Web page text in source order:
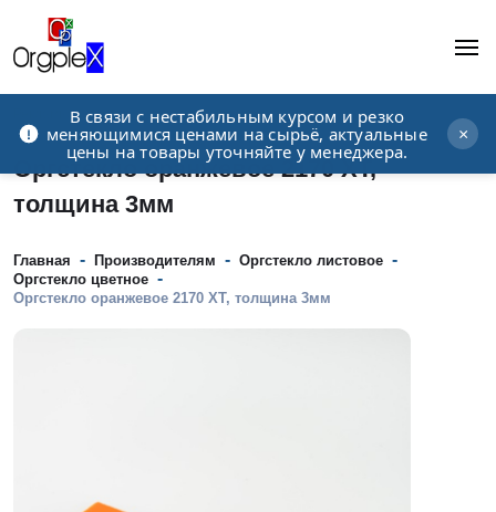
В связи с нестабильным курсом и резко
меняющимися ценами на сырьё, актуальные
цены на товары уточняйте у менеджера.
×
Рекламно-производственная компания
Оргстекло оранжевое 2170 XT,
толщина 3мм
Главная - Производителям - Оргстекло листовое -
Оргстекло цветное -
Оргстекло оранжевое 2170 XT, толщина 3мм